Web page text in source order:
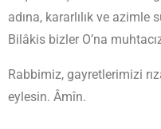
adına, kararlılık ve
Bilâkis bizler O’na
Rabbimiz, gayretlerimizi
eylesin. Âmîn.